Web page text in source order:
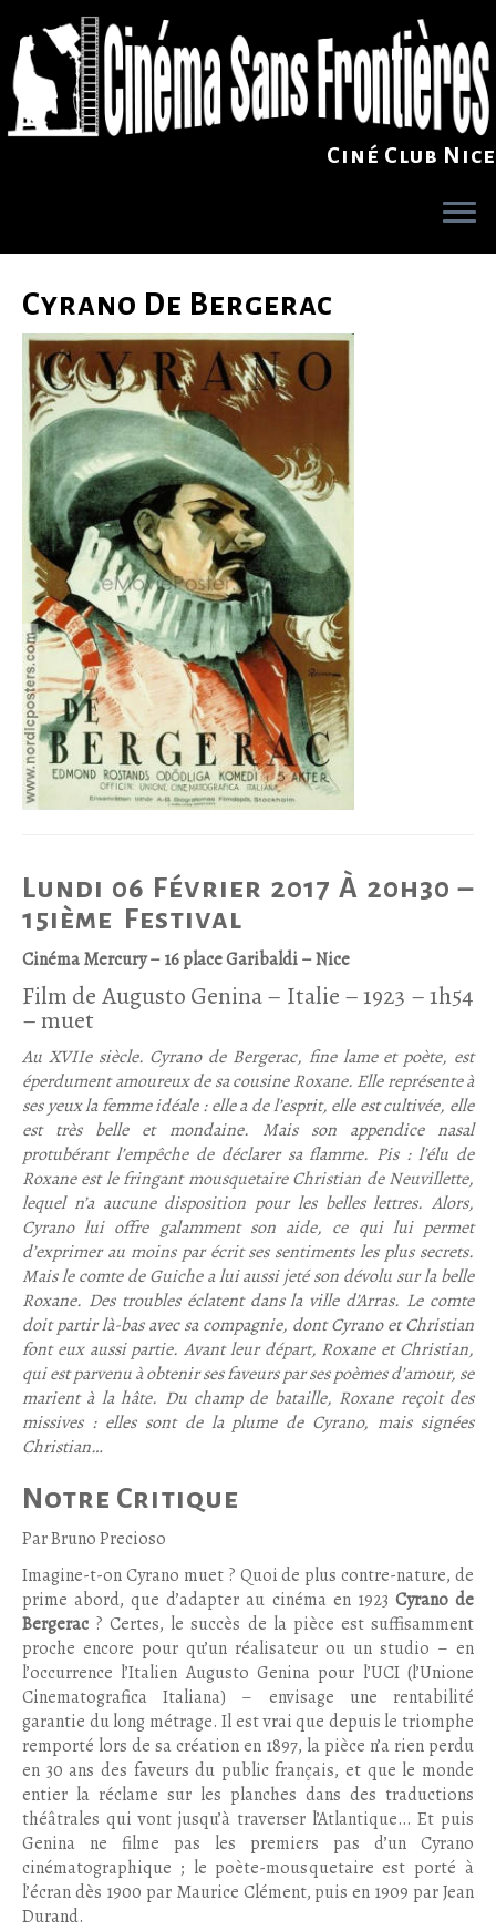
content
Ciné Club Nice
Cyrano De Bergerac
Lundi 06 Février 2017 À 20h30 –
15ième Festival
Cinéma Mercury – 16 place Garibaldi – Nice
Film de Augusto Genina – Italie – 1923 – 1h54
– muet
Au XVIIe siècle. Cyrano de Bergerac, fine lame et poète, est
éperdument amoureux de sa cousine Roxane. Elle représente à
ses yeux la femme idéale : elle a de l’esprit, elle est cultivée, elle
est très belle et mondaine. Mais son appendice nasal
protubérant l’empêche de déclarer sa flamme. Pis : l’élu de
Roxane est le fringant mousquetaire Christian de Neuvillette,
lequel n’a aucune disposition pour les belles lettres. Alors,
Cyrano lui offre galamment son aide, ce qui lui permet
d’exprimer au moins par écrit ses sentiments les plus secrets.
Mais le comte de Guiche a lui aussi jeté son dévolu sur la belle
Roxane. Des troubles éclatent dans la ville d’Arras. Le comte
doit partir là-bas avec sa compagnie, dont Cyrano et Christian
font eux aussi partie. Avant leur départ, Roxane et Christian,
qui est parvenu à obtenir ses faveurs par ses poèmes d’amour, se
marient à la hâte. Du champ de bataille, Roxane reçoit des
missives : elles sont de la plume de Cyrano, mais signées
Christian…
Notre Critique
Par Bruno Precioso
Imagine-t-on Cyrano muet ? Quoi de plus contre-nature, de
prime abord, que d’adapter au cinéma en 1923 Cyrano de
Bergerac ? Certes, le succès de la pièce est suffisamment
proche encore pour qu’un réalisateur ou un studio – en
l’occurrence l’Italien Augusto Genina pour l’UCI (l’Unione
Cinematografica Italiana) – envisage une rentabilité
garantie du long métrage. Il est vrai que depuis le triomphe
remporté lors de sa création en 1897, la pièce n’a rien perdu
en 30 ans des faveurs du public français, et que le monde
entier la réclame sur les planches dans des traductions
théâtrales qui vont jusqu’à traverser l’Atlantique… Et puis
Genina ne filme pas les premiers pas d’un Cyrano
cinématographique ; le poète-mousquetaire est porté à
l’écran dès 1900 par Maurice Clément, puis en 1909 par Jean
Durand.